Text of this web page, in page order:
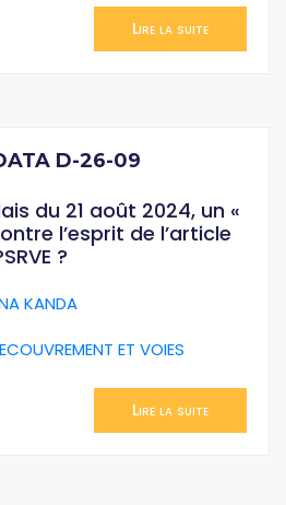
Lire la suite
D-26-09
du 21 août 2024, un «
l’esprit de l’article
?
KANDA
ET VOIES
Lire la suite